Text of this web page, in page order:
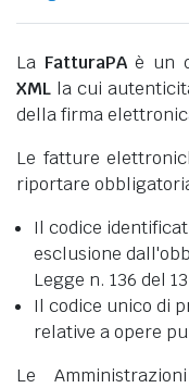
La FatturaPAè un
XML la cui
della firma
Le fatture
riportare
Il codice
esclusione
Legge n. 136 del
Il codice unico di
relative a opere
Le